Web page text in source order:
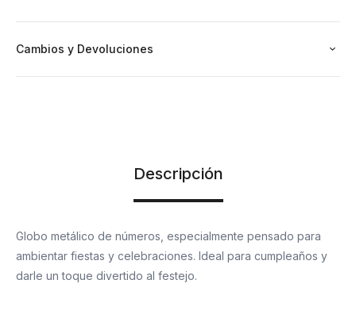
Cambios y Devoluciones
Descripción
Globo metálico de números, especialmente pensado para
ambientar fiestas y celebraciones. Ideal para cumpleaños y
darle un toque divertido al festejo.